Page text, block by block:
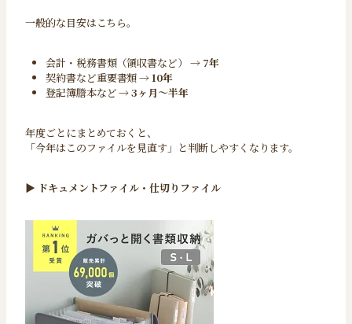
一般的な目安はこちら。
会計・税務書類（領収書など） → 7年
契約書など重要書類 →10年
登記簿謄本など →3ヶ月〜半年
年度ごとにまとめておくと、
「今年はこのファイルを見直す」と判断しやすくなります。
▶︎ ドキュメントファイル・仕切りファイル